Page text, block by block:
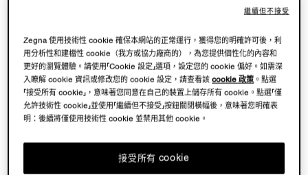
Zegna 使用技術性 cookie 確保本網站的正常運行，獲得您的明確許可後，利
用分析性和建檔性 cookie（我方或協力廠商的），為您提供個性化的內容和
更好的瀏覽體驗。請使用「Cookie 設定」選項，設定您的 cookie 偏好。如需深
入瞭解 cookie 資訊或修改您的 cookie 設定，請查看該cookie 政策 。點選
「接受所有 cookie」，意味著您同意在自己的裝置上儲存所有 cookie。點選「僅
允許技術性 cookie」並使用「繼續但不接受」按鈕關閉橫幅後，意味著您明確表
明：後續將僅使用技術性 cookie 並禁用其他 cookie。
接受所有 cookie
繼續但不接受